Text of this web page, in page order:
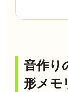
音作り
形メモ